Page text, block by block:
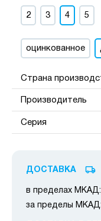
2 3 4 5
оцинкованное
Страна
Производитель
Серия
ДОСТАВКА
в пределах МКАД:
за пределы МКАД: